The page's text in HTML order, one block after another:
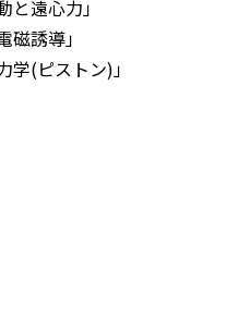
遠心力」
誘導」
(ピストン)」